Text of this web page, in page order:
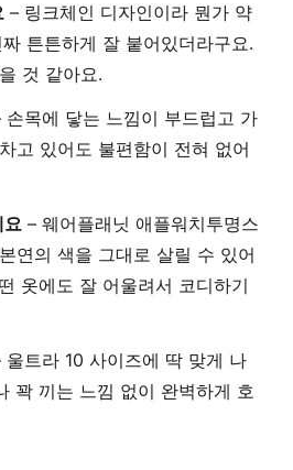
– 링크체인 디자인이라 뭔가 약
튼튼하게 잘 붙어있더라구요.
것 같아요.
손목에 닿는 느낌이 부드럽고 가
고 있어도 불편함이 전혀 없어
요 – 웨어플래닛 애플워치투명스
연의 색을 그대로 살릴 수 있어
옷에도 잘 어울려서 코디하기
울트라 10 사이즈에 딱 맞게 나
꽉 끼는 느낌 없이 완벽하게 호